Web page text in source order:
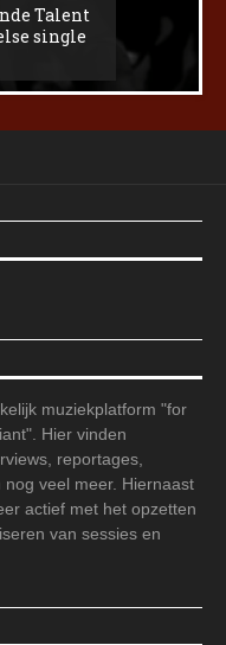
Talent
single
muziekplatform "for
Hier vinden
reportages,
veel meer. Hiernaast
actief met het opzetten
van sessies en